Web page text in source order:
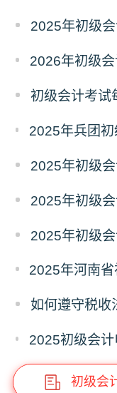
2025年初级
初级会计考试
2025年初级会
2025年初级会
2025年初级会
如何遵守税收
初级会